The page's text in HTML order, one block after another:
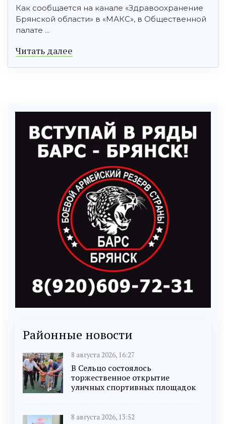
Как сообщается на канале «Здравоохранение
Брянской области» в «МАКС», в Общественной
палате ...
Читать далее
Районные новости
8 августа 2026, 16:27
В Сельцо состоялось
торжественное открытие
уличных спортивных площадок
8 августа 2026, 13:52